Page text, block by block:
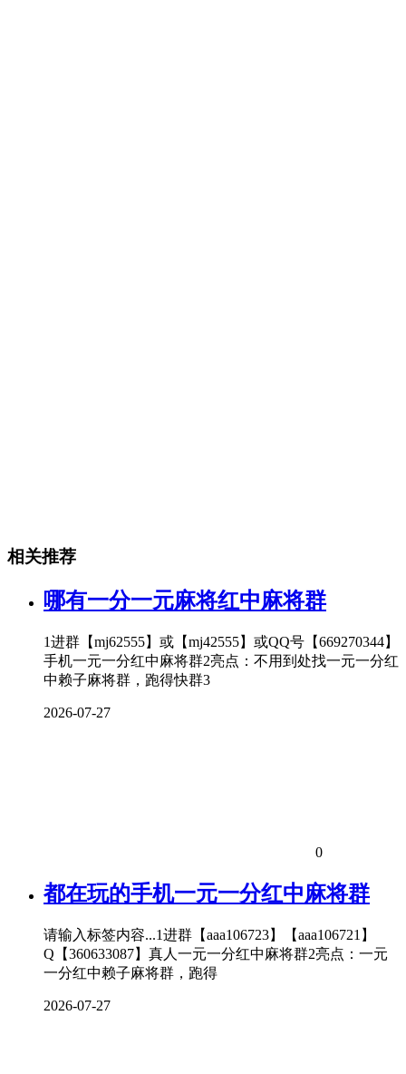
相关推荐
哪有一分一元麻将红中麻将群
1进群【mj62555】或【mj42555】或QQ号【669270344】
手机一元一分红中麻将群2亮点：不用到处找一元一分红
中赖子麻将群，跑得快群3
2026-07-27
0
都在玩的手机一元一分红中麻将群
请输入标签内容...1进群【aaa106723】【aaa106721】
Q【360633087】真人一元一分红中麻将群2亮点：一元
一分红中赖子麻将群，跑得
2026-07-27